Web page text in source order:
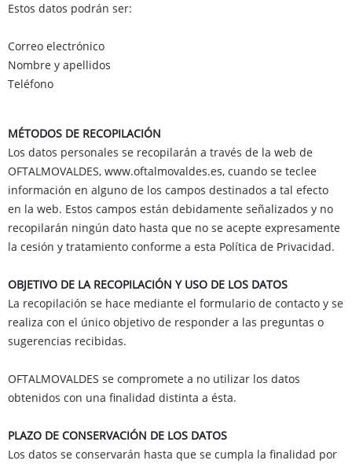
Estos datos podrán ser:
Correo electrónico
Nombre y apellidos
Teléfono
MÉTODOS DE RECOPILACIÓN
Los datos personales se recopilarán a través de la web de
OFTALMOVALDES, www.oftalmovaldes.es, cuando se teclee
información en alguno de los campos destinados a tal efecto
en la web. Estos campos están debidamente señalizados y no
recopilarán ningún dato hasta que no se acepte expresamente
la cesión y tratamiento conforme a esta Política de Privacidad.
OBJETIVO DE LA RECOPILACIÓN Y USO DE LOS DATOS
La recopilación se hace mediante el formulario de contacto y se
realiza con el único objetivo de responder a las preguntas o
sugerencias recibidas.
OFTALMOVALDES se compromete a no utilizar los datos
obtenidos con una finalidad distinta a ésta.
PLAZO DE CONSERVACIÓN DE LOS DATOS
Los datos se conservarán hasta que se cumpla la finalidad por